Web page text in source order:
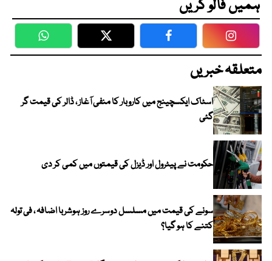
ہمیں فالو کریں
WhatsApp Twitter Facebook
متعلقہ خبریں
اسٹاک ایکسچینج میں کاروبار کا منفی آغاز ، ڈالر کی قیمت گر
گئی
حکومت نے پیٹرول اور ڈیزل کی قیمتوں میں کمی کر دی
سونے کی قیمت میں مسلسل دوسرے روز ہوشربا اضافہ ، فی تولہ
کتنے کا ہو گیا؟